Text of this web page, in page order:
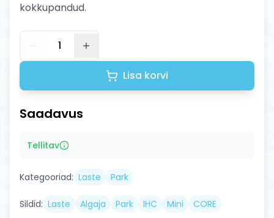
kokkupandud.
1
Lisa korvi
Saadavus
Tellitav
Kategooriad: Laste Park
Sildid: Laste Algaja Park IHC Mini CORE